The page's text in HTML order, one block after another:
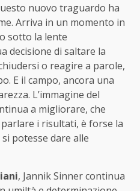
nuovo traguardo ha
Arriva in un momento in
sotto la lente
decisione di saltare la
o reagire a parole,
E il campo, ancora una
L’immagine del
a migliorare, che
i risultati, è forse la
potesse dare alle
, Jannik Sinner continua